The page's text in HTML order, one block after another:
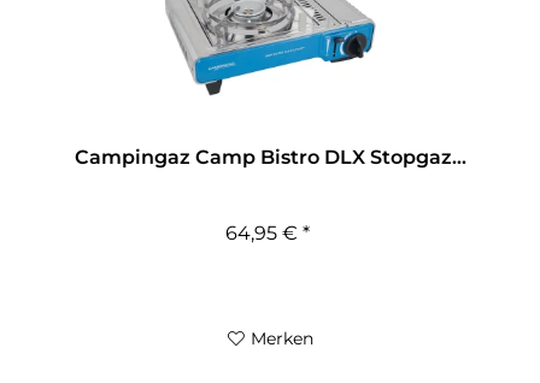
Campingaz Camp Bistro DLX Stopgaz...
64,95 € *
Merken